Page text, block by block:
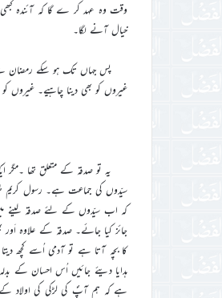
وقت وہ عہد کر ے گا کہ آئندہ کبھی
خیال آنے لگا۔
پس جہاں تک ہو سکے رمضان سے
غیروں کو بھی دینا چاہیے۔ غیروں
یہ تو صدقہ کے متعلق تھا
سیّدوں کی جماعت ہے۔ رسول کریم
کہ اب سیّدوں کے لئے صدقہ لینے
جائز کیا جائے۔ صدقہ کے علاوہ
کا بچہ آتا ہے تو آدمی اُسے کچھ
ہدایا دیئے جائیں اُس احسان کے
ہے کہ ہم آپؐ کی لڑکی کی اولاد